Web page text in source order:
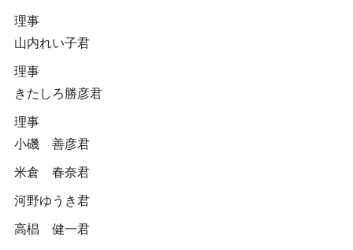
理事
山内れい子君
理事
きたしろ勝彦君
理事
小磯 善彦君
米倉 春奈君
河野ゆうき君
高椙 健一君